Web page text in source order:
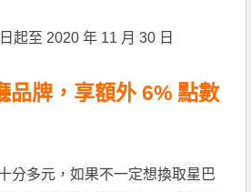
起至 2020 年 11 月 30 日
品牌，享額外 6% 點數
分多元，如果不一定想換取星巴